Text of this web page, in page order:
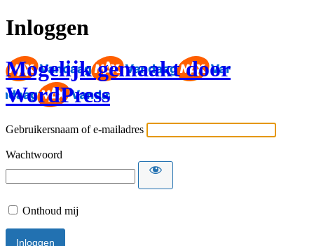
Inloggen
Mogelijk gemaakt door
WordPress
Gebruikersnaam of e-mailadres
Wachtwoord
Onthoud mij